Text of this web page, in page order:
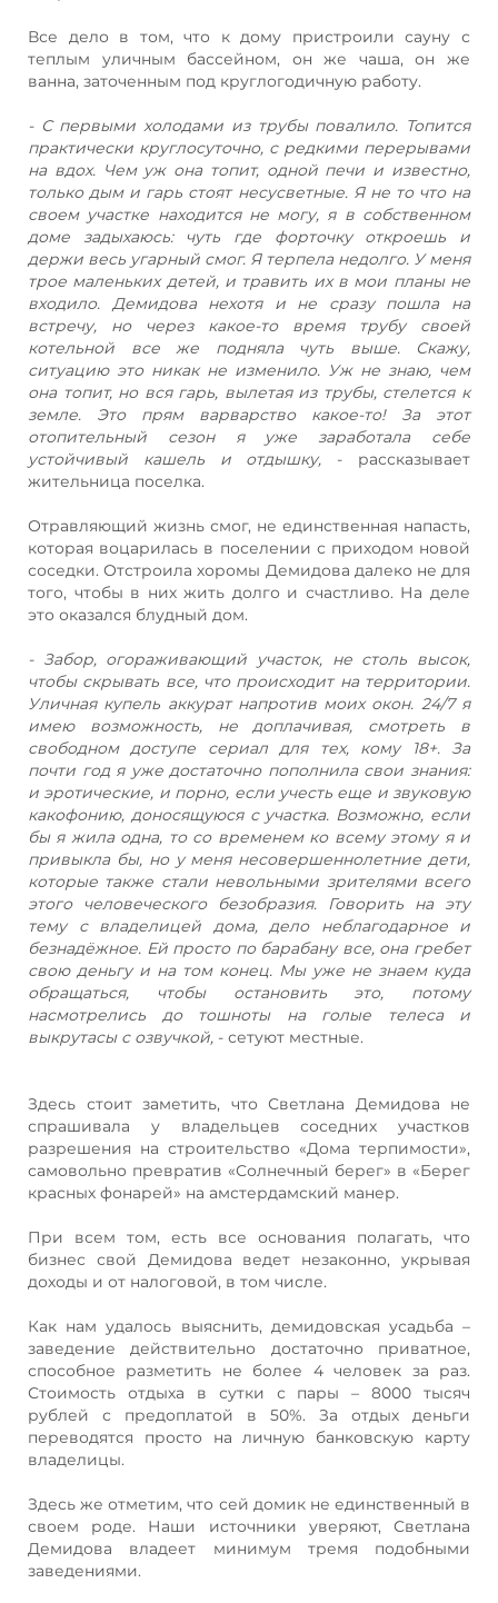
Все дело в том, что к дому пристроили сауну с
теплым уличным бассейном, он же чаша, он же
ванна, заточенным под круглогодичную работу.
- С первыми холодами из трубы повалило. Топится
практически круглосуточно, с редкими перерывами
на вдох. Чем уж она топит, одной печи и известно,
только дым и гарь стоят несусветные. Я не то что на
своем участке находится не могу, я в собственном
доме задыхаюсь: чуть где форточку откроешь и
держи весь угарный смог. Я терпела недолго. У меня
трое маленьких детей, и травить их в мои планы не
входило. Демидова нехотя и не сразу пошла на
встречу, но через какое-то время трубу своей
котельной все же подняла чуть выше. Скажу,
ситуацию это никак не изменило. Уж не знаю, чем
она топит, но вся гарь, вылетая из трубы, стелется к
земле. Это прям варварство какое-то! За этот
отопительный сезон я уже заработала себе
устойчивый кашель и отдышку, - рассказывает
жительница поселка.
Отравляющий жизнь смог, не единственная напасть,
которая воцарилась в поселении с приходом новой
соседки. Отстроила хоромы Демидова далеко не для
того, чтобы в них жить долго и счастливо. На деле
это оказался блудный дом.
- Забор, огораживающий участок, не столь высок,
чтобы скрывать все, что происходит на территории.
Уличная купель аккурат напротив моих окон. 24/7 я
имею возможность, не доплачивая, смотреть в
свободном доступе сериал для тех, кому 18+. За
почти год я уже достаточно пополнила свои знания:
и эротические, и порно, если учесть еще и звуковую
какофонию, доносящуюся с участка. Возможно, если
бы я жила одна, то со временем ко всему этому я и
привыкла бы, но у меня несовершеннолетние дети,
которые также стали невольными зрителями всего
этого человеческого безобразия. Говорить на эту
тему с владелицей дома, дело неблагодарное и
безнадёжное. Ей просто по барабану все, она гребет
свою деньгу и на том конец. Мы уже не знаем куда
обращаться, чтобы остановить это, потому
насмотрелись до тошноты на голые телеса и
выкрутасы с озвучкой, - сетуют местные.
Здесь стоит заметить, что Светлана Демидова не
спрашивала у владельцев соседних участков
разрешения на строительство «Дома терпимости»,
самовольно превратив «Солнечный берег» в «Берег
красных фонарей» на амстердамский манер.
При всем том, есть все основания полагать, что
бизнес свой Демидова ведет незаконно, укрывая
доходы и от налоговой, в том числе.
Как нам удалось выяснить, демидовская усадьба –
заведение действительно достаточно приватное,
способное разметить не более 4 человек за раз.
Стоимость отдыха в сутки с пары – 8000 тысяч
рублей с предоплатой в 50%. За отдых деньги
переводятся просто на личную банковскую карту
владелицы.
Здесь же отметим, что сей домик не единственный в
своем роде. Наши источники уверяют, Светлана
Демидова владеет минимум тремя подобными
заведениями.